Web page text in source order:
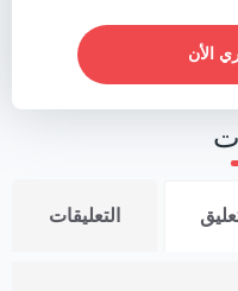
الأن
التعليقات